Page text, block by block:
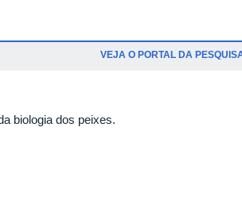
VEJA O PORTAL DA
biologia dos peixes.